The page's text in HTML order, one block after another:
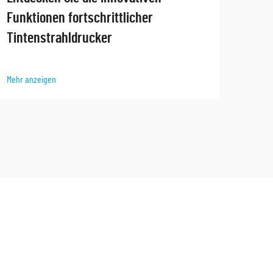
Funktionen fortschrittlicher
Tintenstrahldrucker
Mehr anzeigen